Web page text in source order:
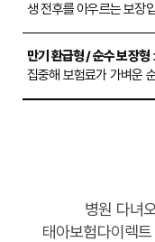
생 전후를 아우르는 보장
만기 환급형 / 순수 보장형
집중해 보험료가 가벼운
병원 다녀
태아보험다이렉